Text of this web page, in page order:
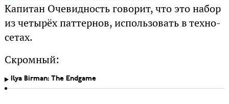
Капитан Очевидность говорит, что это набор
из четырёх паттернов, использовать в техно-
сетах.
Скромный:
Ilya Birman: The Endgame